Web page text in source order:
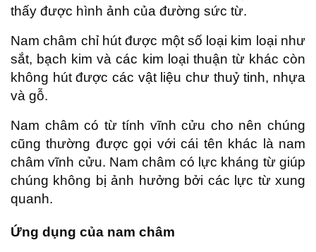
thấy được hình ảnh của đường sức từ.
Nam châm chỉ hút được một số loại kim loại như
sắt, bạch kim và các kim loại thuận từ khác còn
không hút được các vật liệu chư thuỷ tinh, nhựa
và gỗ.
Nam châm có từ tính vĩnh cửu cho nên chúng
cũng thường được gọi với cái tên khác là nam
châm vĩnh cửu. Nam châm có lực kháng từ giúp
chúng không bị ảnh hưởng bởi các lực từ xung
quanh.
Ứng dụng của nam châm